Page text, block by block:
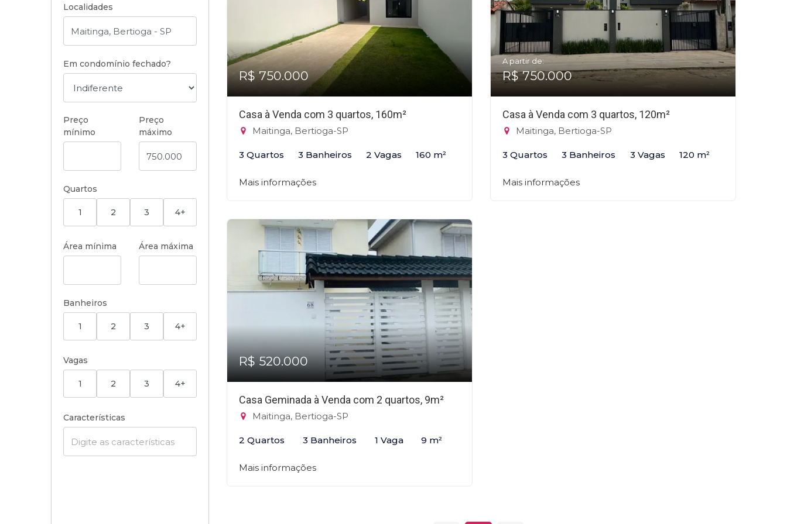
Localidades
Em condomínio fechado?
Preço
mínimo
Preço
máximo
Quartos
1 2 3 4+
Área mínima Área máxima
Banheiros
1 2 3 4+
Vagas
1 2 3 4+
Características
R$ 750.000
Casa à Venda com 3 quartos, 160m²
Maitinga, Bertioga-SP
3 Quartos 3 Banheiros 2 Vagas 160 m²
Mais informações
A partir de:
R$ 750.000
Casa à Venda com 3 quartos, 120m²
Maitinga, Bertioga-SP
3 Quartos 3 Banheiros 3 Vagas 120 m²
Mais informações
R$ 520.000
Casa Geminada à Venda com 2 quartos, 9m²
Maitinga, Bertioga-SP
2 Quartos 3 Banheiros 1 Vaga 9 m²
Mais informações